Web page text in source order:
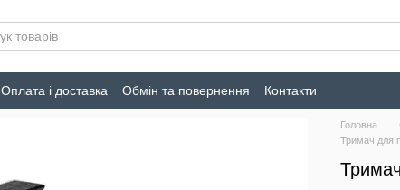
Оплата і доставка Обмін та повернення Контакти
Головна
Тримач для